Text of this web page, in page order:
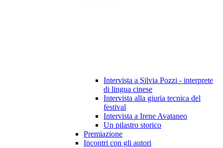
Intervista a Silvia Pozzi - interprete
di lingua cinese
Intervista alla giuria tecnica del
festival
Intervista a Irene Avataneo
Un pilastro storico
Premiazione
Incontri con gli autori